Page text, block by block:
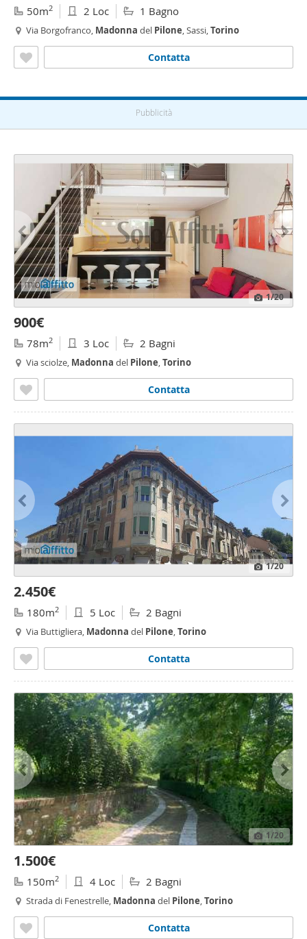
50m2 2 Loc 1 Bagno
Via Borgofranco, Madonna del Pilone, Sassi,Torino
Contatta
Pubblicità
1/20
900€
78m2 3 Loc 2 Bagni
Via sciolze, Madonna del Pilone,Torino
Contatta
1/20
2.450€
180m2 5 Loc 2 Bagni
Via Buttigliera, Madonna del Pilone,Torino
Contatta
1/20
1.500€
150m2 4 Loc 2 Bagni
Strada di Fenestrelle, Madonna del Pilone,Torino
Contatta